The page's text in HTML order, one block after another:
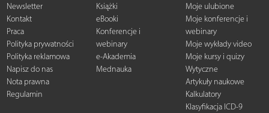
Newsletter
Kontakt
Praca
Polityka prywatności
Polityka reklamowa
Napisz do nas
Nota prawna
Regulamin
Książki
eBooki
Konferencje i
webinary
e-Akademia
Mednauka
Moje ulubione
Moje konferencje i
webinary
Moje wykłady video
Moje kursy i quizy
Wytyczne
Artykuły naukowe
Kalkulatory
Klasyfikacja ICD-9